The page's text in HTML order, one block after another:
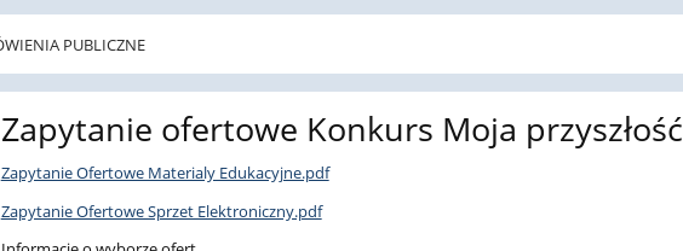
PUBLICZNE
Zapytanie ofertowe Konkurs Moja przyszłość
Zapytanie Ofertowe Materialy Edukacyjne.pdf
Zapytanie Ofertowe Sprzet Elektroniczny.pdf